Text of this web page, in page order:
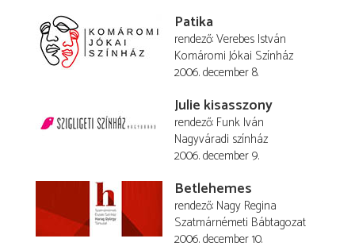
Patika
rendező Verebes István
Komáromi Jókai Színház
2006. december 8.
Julie kisasszony
rendező Funk Iván
Nagyváradi színház
2006. december 9.
Betlehemes
rendező Nagy Regina
Szatmárnémeti Bábtagozat
2006. december 10.